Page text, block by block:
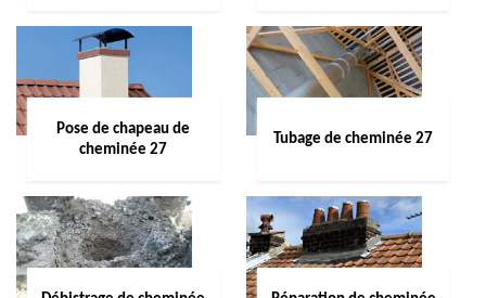
Pose de chapeau de
cheminée 27
Tubage de cheminée 27